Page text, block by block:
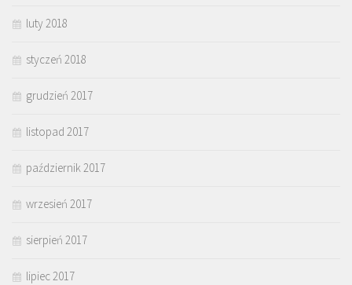
luty 2018
styczeń 2018
grudzień 2017
listopad 2017
październik 2017
wrzesień 2017
sierpień 2017
lipiec 2017